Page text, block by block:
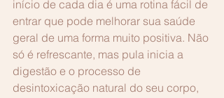
início de cada dia é uma rotina fácil de
entrar que pode melhorar sua saúde
geral de uma forma muito positiva. Não
só é refrescante, mas pula inicia a
digestão e o processo de
desintoxicação natural do seu corpo,